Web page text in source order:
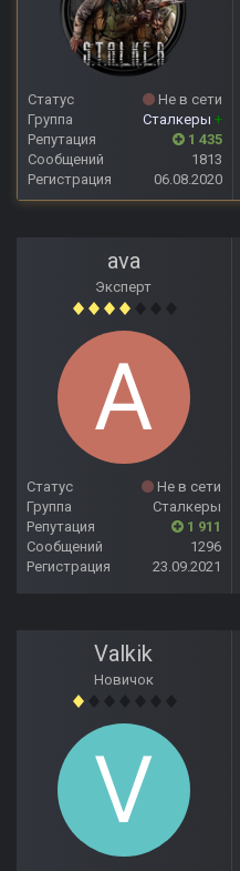
Статус
Не в сети
Группа
Сталкеры +
Репутация
1 435
Сообщений
1813
Регистрация
06.08.2020
ava
Эксперт
Статус
Не в сети
Группа
Сталкеры
Репутация
1 911
Сообщений
1296
Регистрация
23.09.2021
Valkik
Новичок